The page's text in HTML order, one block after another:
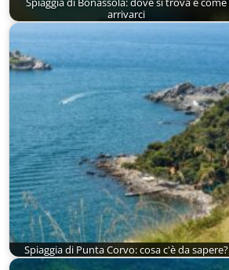
arrivarci
Spiaggia di Punta Corvo: cosa c'è da sapere?